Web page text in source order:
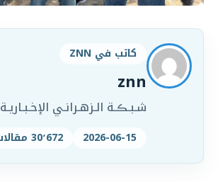
كاتب في ZNN
znn
شـبـڪـة الـزهـرانـي الإخـبـاريـة
2026-06-15 30٬672 مقالات